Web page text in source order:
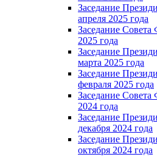
Заседание
апреля 2025 года
Заседание
2025 года
Заседание
марта 2025 года
Заседание
февраля 2025 года
Заседание
2024 года
Заседание
декабря 2024 года
Заседание
октября 2024 года